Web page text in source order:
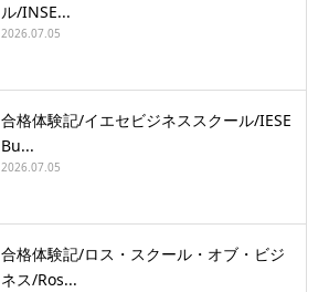
ル/INSE...
2026.07.05
合格体験記/イエセビジネススクール/IESE
Bu...
2026.07.05
合格体験記/ロス・スクール・オブ・ビジ
ネス/Ros...